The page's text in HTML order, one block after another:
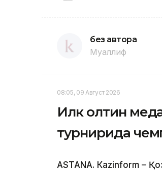
без автора
Муаллиф
08:05, 09 Август 2026
Илк олтин
турнирида
ASTANА. Кazinform –